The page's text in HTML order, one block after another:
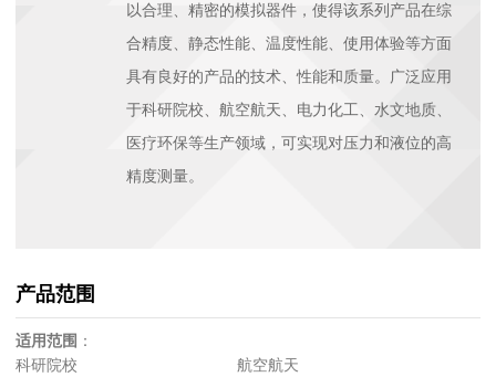
以合理、精密的模拟器件，使得该系列产品在综
合精度、静态性能、温度性能、使用体验等方面
具有良好的产品的技术、性能和质量。广泛应用
于科研院校、航空航天、电力化工、水文地质、
医疗环保等生产领域，可实现对压力和液位的高
精度测量。
产品范围
适用范围 ：
科研院校 航空航天